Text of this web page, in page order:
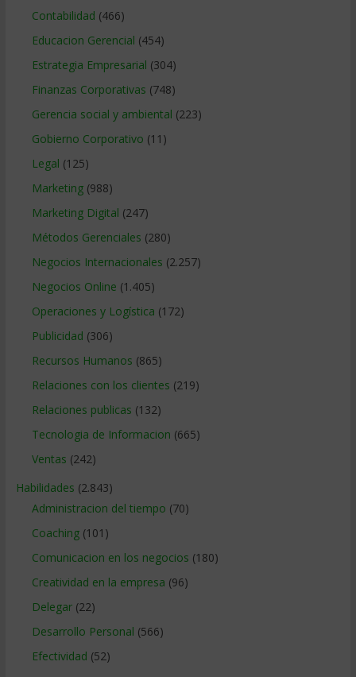
Contabilidad (466)
Educacion Gerencial (454)
Estrategia Empresarial (304)
Finanzas Corporativas (748)
Gerencia social y ambiental (223)
Gobierno Corporativo (11)
Legal (125)
Marketing(988)
Marketing Digital (247)
Métodos Gerenciales (280)
Negocios Internacionales (2.257)
Negocios Online (1.405)
Operaciones y Logística (172)
Publicidad (306)
Recursos Humanos (865)
Relaciones con los clientes (219)
Relaciones publicas (132)
Tecnologia de Informacion (665)
Ventas (242)
Habilidades (2.843)
Administracion del tiempo (70)
Coaching(101)
Comunicacion en los negocios (180)
Creatividad en la empresa (96)
Delegar(22)
Desarrollo Personal (566)
Efectividad (52)